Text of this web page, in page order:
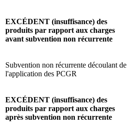
EXCÉDENT (insuffisance) des
produits par rapport aux charges
avant subvention non récurrente
Subvention non récurrente découlant de
l'application des PCGR
EXCÉDENT (insuffisance) des
produits par rapport aux charges
après subvention non récurrente